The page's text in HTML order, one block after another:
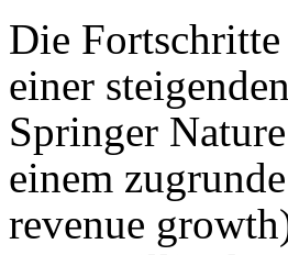
Die
einer
Springer
einem
revenue